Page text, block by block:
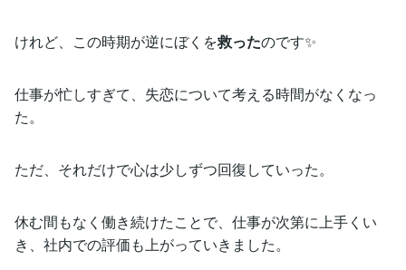
けれど、この時期が逆にぼくを救ったのです✨
仕事が忙しすぎて、失恋について考える時間がなくなっ
た。
ただ、それだけで心は少しずつ回復していった。
休む間もなく働き続けたことで、仕事が次第に上手くい
き、社内での評価も上がっていきました。